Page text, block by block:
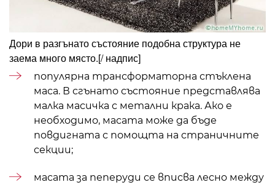
Дори в разгънато състояние подобна структура не
заема много място.[/ надпис]
популярна трансформаторна стъклена
маса. В сгънато състояние представлява
малка масичка с метални крака. Ако е
необходимо, масата може да бъде
повдигната с помощта на страничните
секции;
масата за пеперуди се вписва лесно между